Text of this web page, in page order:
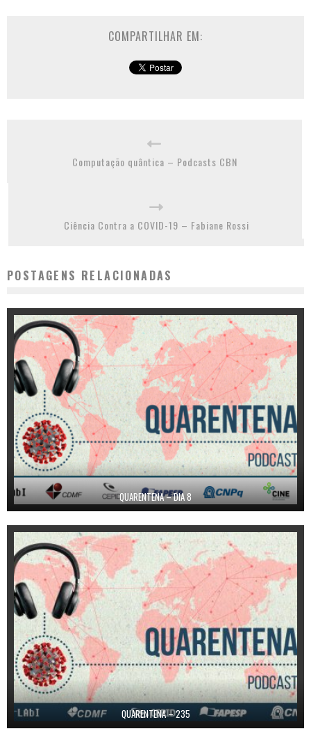
COMPARTILHAR EM:
Computação quântica – Podcasts CBN
Ciência Contra a COVID-19 – Fabiane Rossi
POSTAGENS RELACIONADAS
QUARENTENA – DIA 8
QUARENTENA – 235